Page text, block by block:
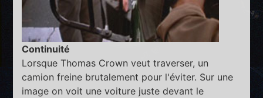
Continuité
Lorsque Thomas Crown veut traverser, un
camion freine brutalement pour l'éviter. Sur une
image on voit une voiture juste devant le